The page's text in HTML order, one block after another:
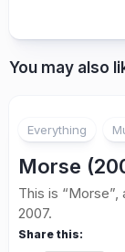
You may also
Everything
Morse
This is
2007.
Share this: